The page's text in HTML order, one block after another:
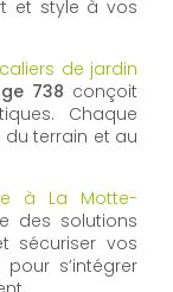
et style à vos
de jardin
738 conçoit
Chaque
terrain et au
à La Motte-
des solutions
sécuriser vos
s’intégrer